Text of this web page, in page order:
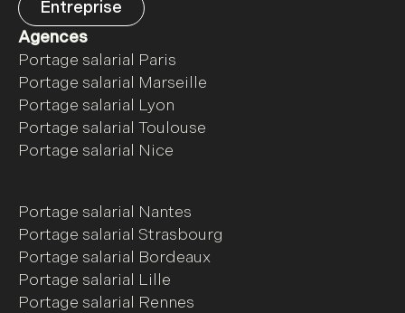
Entreprise
Agences
Portage salarial Paris
Portage salarial Marseille
Portage salarial Lyon
Portage salarial Toulouse
Portage salarial Nice
Portage salarial Nantes
Portage salarial Strasbourg
Portage salarial Bordeaux
Portage salarial Lille
Portage salarial Rennes